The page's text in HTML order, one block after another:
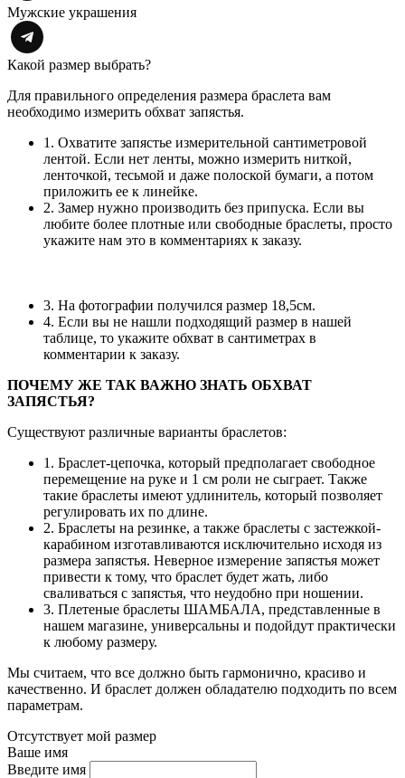
Мужские украшения
Какой размер выбрать?
Для правильного определения размера браслета вам
необходимо измерить обхват запястья.
1. Охватите запястье измерительной сантиметровой
лентой. Если нет ленты, можно измерить ниткой,
ленточкой, тесьмой и даже полоской бумаги, а потом
приложить ее к линейке.
2. Замер нужно производить без припуска. Если вы
любите более плотные или свободные браслеты, просто
укажите нам это в комментариях к заказу.
3. На фотографии получился размер 18,5см.
4. Если вы не нашли подходящий размер в нашей
таблице, то укажите обхват в сантиметрах в
комментарии к заказу.
ПОЧЕМУ ЖЕ ТАК ВАЖНО ЗНАТЬ ОБХВАТ
ЗАПЯСТЬЯ?
Существуют различные варианты браслетов:
1. Браслет-цепочка, который предполагает свободное
перемещение на руке и 1 см роли не сыграет. Также
такие браслеты имеют удлинитель, который позволяет
регулировать их по длине.
2. Браслеты на резинке, а также браслеты с застежкой-
карабином изготавливаются исключительно исходя из
размера запястья. Неверное измерение запястья может
привести к тому, что браслет будет жать, либо
сваливаться с запястья, что неудобно при ношении.
3. Плетеные браслеты ШАМБАЛА, представленные в
нашем магазине, универсальны и подойдут практически
к любому размеру.
Мы считаем, что все должно быть гармонично, красиво и
качественно. И браслет должен обладателю подходить по всем
параметрам.
Отсутствует мой размер
Ваше имя
Введите имя